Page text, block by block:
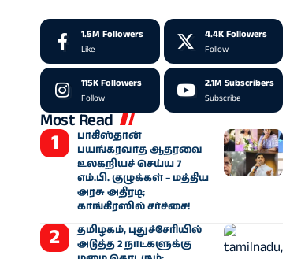
1.5M Followers
Like
4.4K Followers
Follow
115K Followers
Follow
2.1M Subscribers
Subscribe
Most Read
பாகிஸ்தான்
பயங்கரவாத ஆதரவை
உலகறியச் செய்ய 7
எம்.பி. குழுக்கள் – மத்திய
அரசு அதிரடி;
காங்கிரஸில் சர்ச்சை!
தமிழகம், புதுச்சேரியில்
அடுத்த 2 நாட்களுக்கு